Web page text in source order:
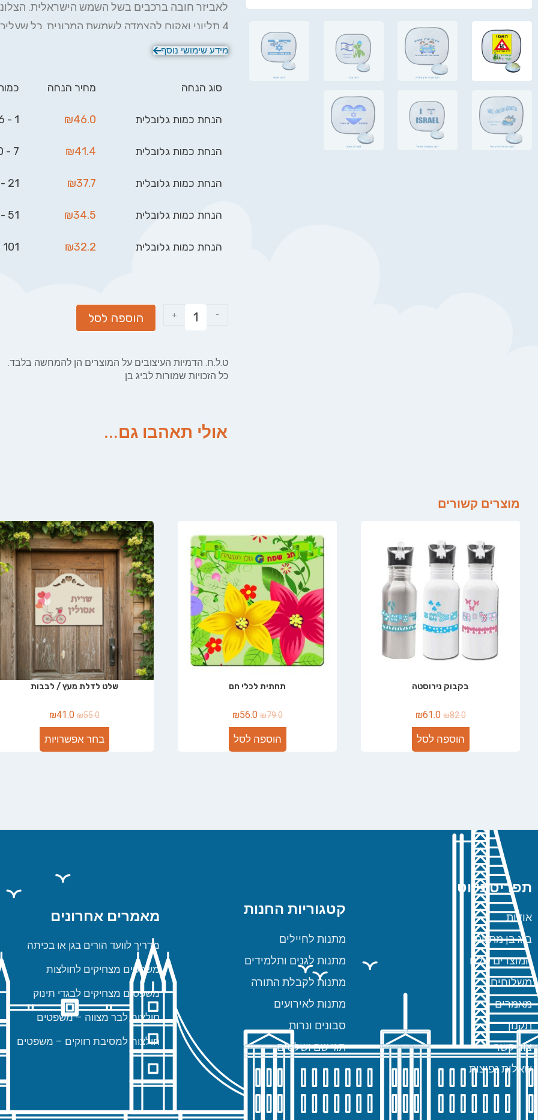
לאביזר חובה ברכבים בשל השמש הישראלית.
4 תליוני ואקום להצמדה לשמשת המכונית. כל
לאחר ביצוע ההזמנה הוא, לשלוח אלינו את התמונה /
bigben.gifts@gmail.com
מידע שימושי נוסף
סוג הנחה מחיר הנחה
הנחת כמות גלובלית ₪46.0
1 - 6
הנחת כמות גלובלית ₪41.4
7 - 20
הנחת כמות גלובלית ₪37.7
21 - 50
הנחת כמות גלובלית ₪34.5
51 - 100
הנחת כמות גלובלית ₪32.2
101 - 999
-
+ הוספה לסל
ט.ל.ח. הדמיות העיצובים על המוצרים הן להמחשה בלבד.
כל הזכויות שמורות לביג בן
אולי תאהבו גם...
מוצרים קשורים
בקבוק נירוסטה
₪82.0
₪61.0
הוספה לסל
תחתית לכלי חם
₪79.0
₪56.0
הוספה לסל
שלט לדלת מעץ / לבבות
₪55.0
₪41.0
בחר אפשרויות
תפריט ניווט
אודות
ביג בן מתנות
המוצרים שלנו
משלוחים
מאמרים
תקנון
צור קשר
שאלות נפוצות
קטגוריות החנות
מתנות לחיילים
מתנות לגנים ותלמידים
מתנות לקבלת התורה
מתנות לאירועים
סבונים ונרות
תגי שם ושלטים
מאמרים אחרונים
מדריך לוועד הורים בגן או בכיתה
משפטים מצחיקים לחולצות
משפטים מצחיקים לבגדי תינוק
חולצות לבר מצווה – משפטים
חולצות למסיבת רווקים – משפטים